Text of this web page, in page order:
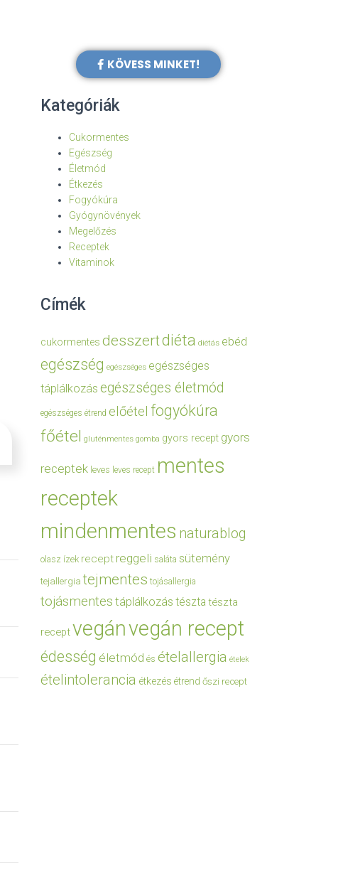
KÖVESS MINKET!
Kategóriák
Cukormentes
Egészség
Életmód
Étkezés
Fogyókúra
Gyógynövények
Megelőzés
Receptek
Vitaminok
Címék
cukormentes desszertdiéta diétás ebéd
egészség egészséges egészséges
táplálkozás egészséges életmód
egészséges étrend előétel fogyókúra
főétel gluténmentes gomba gyors recept gyors
receptek leves leves recept mentes
receptek
mindenmentes naturablog
olasz ízek recept reggeli saláta sütemény
tejallergia tejmentes tojásallergia
tojásmentes táplálkozás tészta tészta
receptvegánvegán recept
édesség életmód és ételallergia ételek
ételintolerancia étkezés étrend őszi recept